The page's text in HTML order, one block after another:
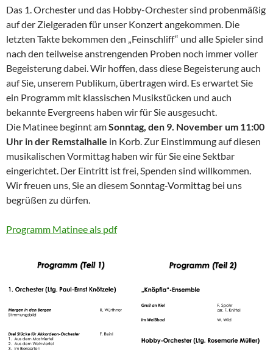
Das 1. Orchester und das Hobby-Orchester sind probenmäßig
auf der Zielgeraden für unser Konzert angekommen. Die
letzten Takte bekommen den „Feinschliff“ und alle Spieler sind
nach den teilweise anstrengenden Proben noch immer voller
Begeisterung dabei. Wir hoffen, dass diese Begeisterung auch
auf Sie, unserem Publikum, übertragen wird. Es erwartet Sie
ein Programm mit klassischen Musikstücken und auch
bekannte Evergreens haben wir für Sie ausgesucht.
Die Matinee beginnt amSonntag, den 9. November um 11:00
Uhr in der Remstalhalle in Korb. Zur Einstimmung auf diesen
musikalischen Vormittag haben wir für Sie eine Sektbar
eingerichtet. Der Eintritt ist frei, Spenden sind willkommen.
Wir freuen uns, Sie an diesem Sonntag-Vormittag bei uns
begrüßen zu dürfen.
Programm Matinee als pdf